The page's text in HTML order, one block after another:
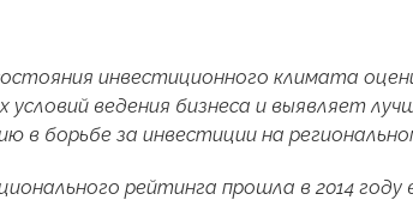
инвестиционного климата
условий ведения бизнеса и выявляет
в борьбе за инвестиции на
рейтинга прошла в 2014 году